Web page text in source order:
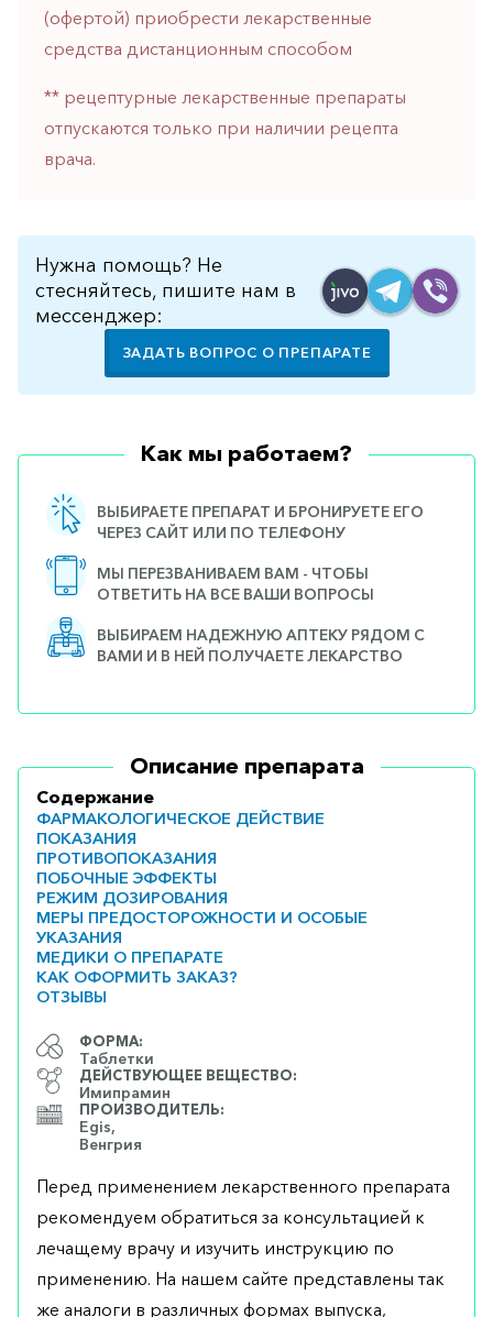
(офертой) приобрести лекарственные
средства дистанционным способом
** рецептурные лекарственные препараты
отпускаются только при наличии рецепта
врача.
Нужна помощь? Не
стесняйтесь, пишите нам в
мессенджер:
ЗАДАТЬ ВОПРОС О ПРЕПАРАТЕ
Как мы работаем?
ВЫБИРАЕТЕ ПРЕПАРАТ И БРОНИРУЕТЕ ЕГО
ЧЕРЕЗ САЙТ ИЛИ ПО ТЕЛЕФОНУ
МЫ ПЕРЕЗВАНИВАЕМ ВАМ - ЧТОБЫ
ОТВЕТИТЬ НА ВСЕ ВАШИ ВОПРОСЫ
ВЫБИРАЕМ НАДЕЖНУЮ АПТЕКУ РЯДОМ С
ВАМИ И В НЕЙ ПОЛУЧАЕТЕ ЛЕКАРСТВО
Описание препарата
Содержание
ФАРМАКОЛОГИЧЕСКОЕ ДЕЙСТВИЕ
ПОКАЗАНИЯ
ПРОТИВОПОКАЗАНИЯ
ПОБОЧНЫЕ ЭФФЕКТЫ
РЕЖИМ ДОЗИРОВАНИЯ
МЕРЫ ПРЕДОСТОРОЖНОСТИ И ОСОБЫЕ
УКАЗАНИЯ
МЕДИКИ О ПРЕПАРАТЕ
КАК ОФОРМИТЬ ЗАКАЗ?
ОТЗЫВЫ
ФОРМА:
Таблетки
ДЕЙСТВУЮЩЕЕ ВЕЩЕСТВО:
Имипрамин
ПРОИЗВОДИТЕЛЬ:
Egis,
Венгрия
Перед применением лекарственного препарата
рекомендуем обратиться за консультацией к
лечащему врачу и изучить инструкцию по
применению. На нашем сайте представлены так
же аналоги в различных формах выпуска,